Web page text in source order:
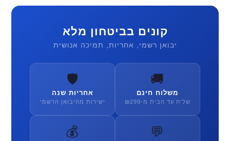
קונים בביטחון מלא
יבואן רשמי, אחריות, תמיכה אנושית
🚚
משלוח חינם
שליח עד הבית מ-₪299
🛡️
אחריות שנה
ישירות מהיבואן הרשמי
💬
💰